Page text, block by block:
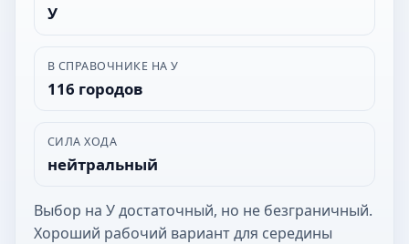
У
В СПРАВОЧНИКЕ НА У
116 городов
СИЛА ХОДА
нейтральный
Выбор на У достаточный, но не безграничный.
Хороший рабочий вариант для середины